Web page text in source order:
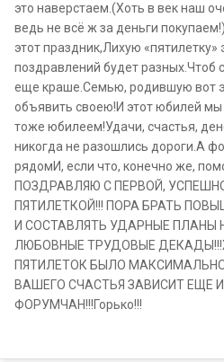
это наверстаем.(Хоть в век наш
ведь не всё ж за деньги
этот праздник,Лихую «пятилетку»
поздравлений будет
еще краше.Семью, родившую вот
объявить своею!И этот юбилей
тоже юбилеем!Удачи, счастья,
никогда не разошлись дороги.А
рядомИ, если что, конечно же,
ПОЗДРАВЛЯЮ С ПЕРВОЙ,
ПЯТИЛЕТКОЙ!!! ПОРА БРАТЬ
И СОСТАВЛЯТЬ УДАРНЫЕ
ЛЮБОВНЫЕ ТРУДОВЫЕ
ПЯТИЛЕТОК БЫЛО
ВАШЕГО СЧАСТЬЯ ЗАВИСИТ ЕЩЕ
ФОРУМЧАН!!!Горько!!!